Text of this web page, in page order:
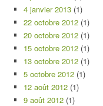
4 janvier 2013 (1)
22 octobre 2012 (1)
20 octobre 2012 (1)
15 octobre 2012 (1)
13 octobre 2012 (1)
5 octobre 2012 (1)
12 août 2012 (1)
9 août 2012 (1)